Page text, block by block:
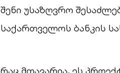
შენი უსაზღვრო
საქართველოს ბანკის